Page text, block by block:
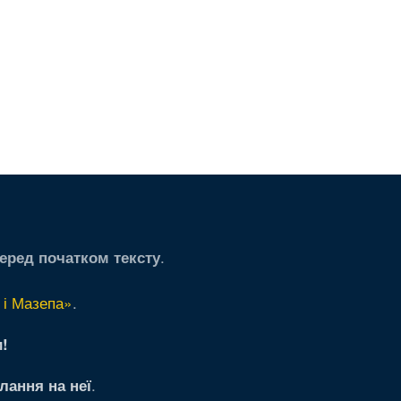
початком тексту.
Мазепа».
на неї.